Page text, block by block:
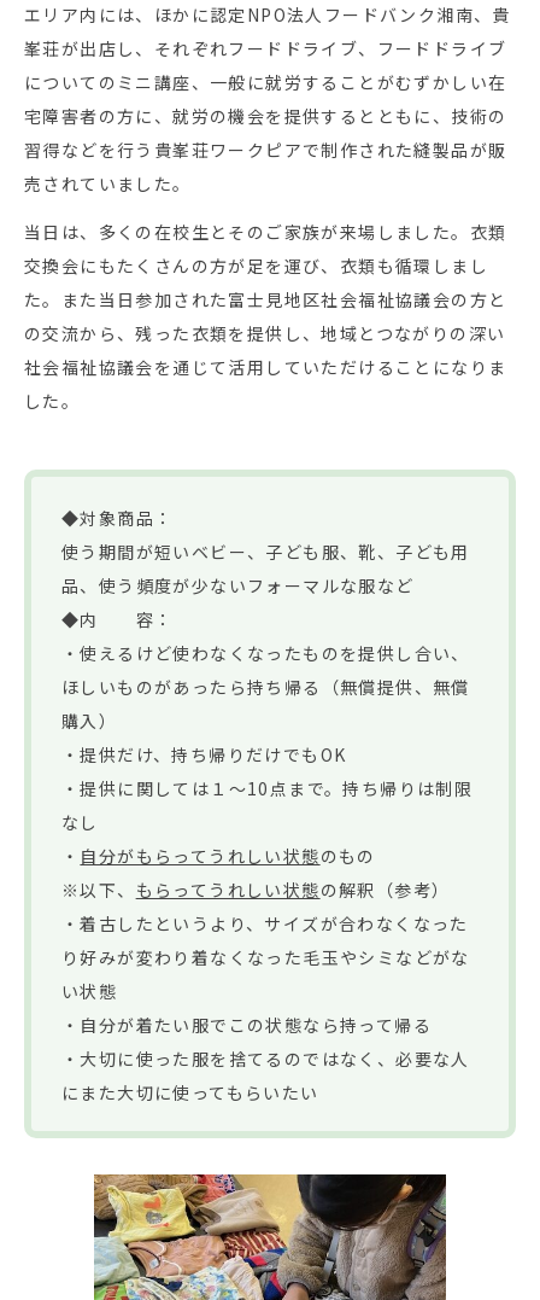
エリア内には、ほかに認定NPO法人フードバンク湘南、貴
峯荘が出店し、それぞれフードドライブ、フードドライブ
についてのミニ講座、一般に就労することがむずかしい在
宅障害者の方に、就労の機会を提供するとともに、技術の
習得などを行う貴峯荘ワークピアで制作された縫製品が販
売されていました。
当日は、多くの在校生とそのご家族が来場しました。衣類
交換会にもたくさんの方が足を運び、衣類も循環しまし
た。また当日参加された富士見地区社会福祉協議会の方と
の交流から、残った衣類を提供し、地域とつながりの深い
社会福祉協議会を通じて活用していただけることになりま
した。
◆対象商品：
使う期間が短いベビー、子ども服、靴、子ども用
品、使う頻度が少ないフォーマルな服など
◆内 容：
・使えるけど使わなくなったものを提供し合い、
ほしいものがあったら持ち帰る（無償提供、無償
購入）
・提供だけ、持ち帰りだけでもOK
・提供に関しては１～10点まで。持ち帰りは制限
なし
・ 自分がもらってうれしい状態のもの
※以下、 もらってうれしい状態の解釈（参考）
・着古したというより、サイズが合わなくなった
り好みが変わり着なくなった毛玉やシミなどがな
い状態
・自分が着たい服でこの状態なら持って帰る
・大切に使った服を捨てるのではなく、必要な人
にまた大切に使ってもらいたい